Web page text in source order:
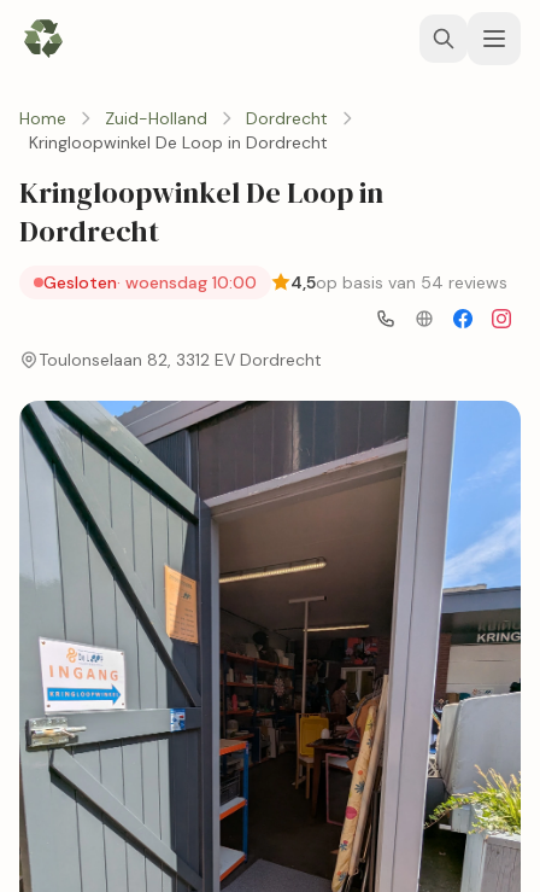
Home Zuid-Holland
Dordrecht
Kringloopwinkel De Loop in Dordrecht
Kringloopwinkel De Loop in
Dordrecht
Gesloten· woensdag 10:00 4,5op basis van 54 reviews
Toulonselaan 82, 3312 EV Dordrecht